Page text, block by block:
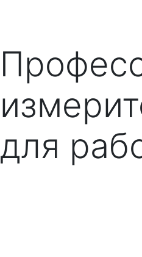
для